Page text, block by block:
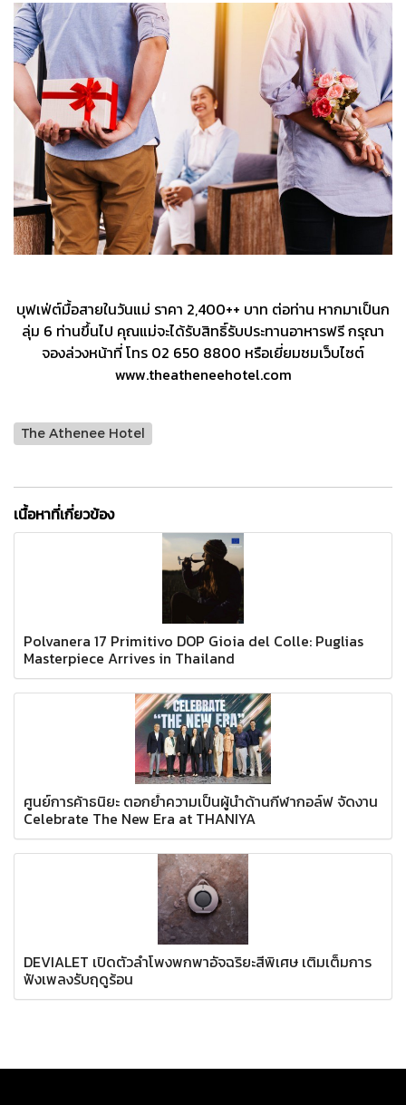
บุฟเฟ่ต์มื้อสายในวันแม่ ราคา 2,400++ บาท ต่อท่าน หากมาเป็นก
ลุ่ม 6 ท่านขึ้นไป คุณแม่จะได้รับสิทธิ์รับประทานอาหารฟรี กรุณา
จองล่วงหน้าที่ โทร 02 650 8800 หรือเยี่ยมชมเว็บไซต์
www.theatheneehotel.com
The Athenee Hotel
เนื้อหาที่เกี่ยวข้อง
Polvanera 17 Primitivo DOP Gioia del Colle: Puglias
Masterpiece Arrives in Thailand
ศูนย์การค้าธนิยะ ตอกย้ำความเป็นผู้นำด้านกีฬากอล์ฟ จัดงาน
Celebrate The New Era at THANIYA
DEVIALET เปิดตัวลำโพงพกพาอัจฉริยะสีพิเศษ เติมเต็มการ
ฟังเพลงรับฤดูร้อน